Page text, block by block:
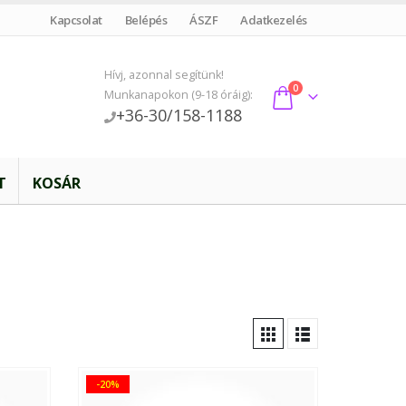
Kapcsolat Belépés ÁSZF Adatkezelés
Hívj, azonnal segítünk!
Munkanapokon (9-18 óráig):
+36-30/158-1188
0
KOSÁR
-20%